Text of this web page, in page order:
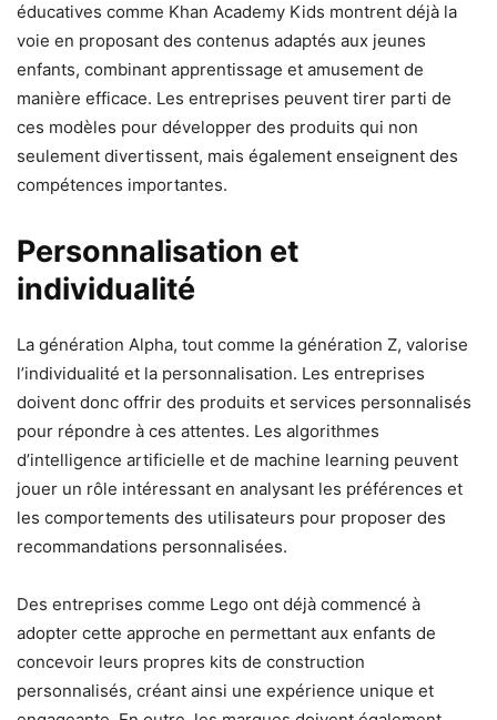
éducatives comme Khan Academy Kids montrent déjà la
voie en proposant des contenus adaptés aux jeunes
enfants, combinant apprentissage et amusement de
manière efficace. Les entreprises peuvent tirer parti de
ces modèles pour développer des produits qui non
seulement divertissent, mais également enseignent des
compétences importantes.
Personnalisation et
individualité
La génération Alpha, tout comme la génération Z, valorise
l’individualité et la personnalisation. Les entreprises
doivent donc offrir des produits et services personnalisés
pour répondre à ces attentes. Les algorithmes
d’intelligence artificielle et de machine learning peuvent
jouer un rôle intéressant en analysant les préférences et
les comportements des utilisateurs pour proposer des
recommandations personnalisées.
Des entreprises comme Lego ont déjà commencé à
adopter cette approche en permettant aux enfants de
concevoir leurs propres kits de construction
personnalisés, créant ainsi une expérience unique et